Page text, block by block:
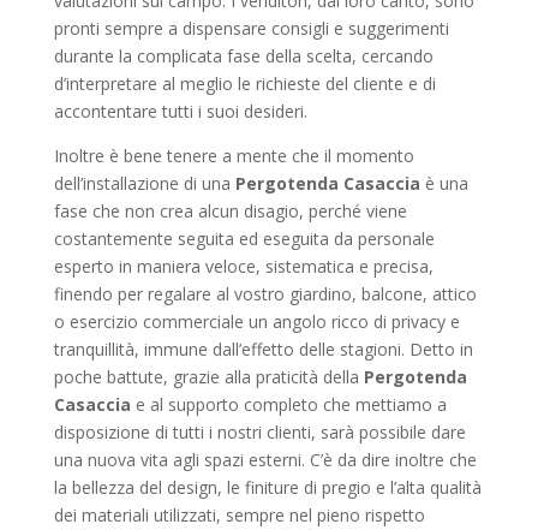
pronti sempre a dispensare consigli e suggerimenti
durante la complicata fase della scelta, cercando
d’interpretare al meglio le richieste del cliente e di
accontentare tutti i suoi desideri.
Inoltre è bene tenere a mente che il momento
dell’installazione di una Pergotenda Casaccia è una
fase che non crea alcun disagio, perché viene
costantemente seguita ed eseguita da personale
esperto in maniera veloce, sistematica e precisa,
finendo per regalare al vostro giardino, balcone, attico
o esercizio commerciale un angolo ricco di privacy e
tranquillità, immune dall’effetto delle stagioni. Detto in
poche battute, grazie alla praticità della Pergotenda
Casaccia e al supporto completo che mettiamo a
disposizione di tutti i nostri clienti, sarà possibile dare
una nuova vita agli spazi esterni. C’è da dire inoltre che
la bellezza del design, le finiture di pregio e l’alta qualità
dei materiali utilizzati, sempre nel pieno rispetto